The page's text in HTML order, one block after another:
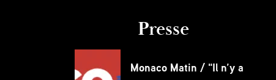
Presse
Monaco Matin / "Il n’y a